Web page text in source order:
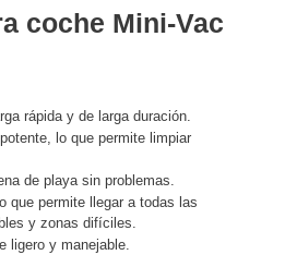
coche Mini-Vac
rápida y de larga duración.
lo que permite limpiar
de playa sin problemas.
que permite llegar a todas las
y zonas difíciles.
ligero y manejable.